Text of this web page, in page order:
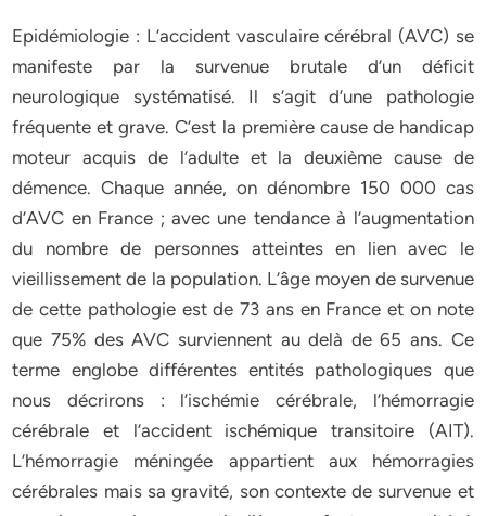
Epidémiologie : L’accident vasculaire cérébral (AVC) se
manifeste par la survenue brutale d’un déficit
neurologique systématisé. Il s’agit d’une pathologie
fréquente et grave. C’est la première cause de handicap
moteur acquis de l’adulte et la deuxième cause de
démence. Chaque année, on dénombre 150 000 cas
d’AVC en France ; avec une tendance à l’augmentation
du nombre de personnes atteintes en lien avec le
vieillissement de la population. L’âge moyen de survenue
de cette pathologie est de 73 ans en France et on note
que 75% des AVC surviennent au delà de 65 ans. Ce
terme englobe différentes entités pathologiques que
nous décrirons : l’ischémie cérébrale, l’hémorragie
cérébrale et l’accident ischémique transitoire (AIT).
L’hémorragie méningée appartient aux hémorragies
cérébrales mais sa gravité, son contexte de survenue et